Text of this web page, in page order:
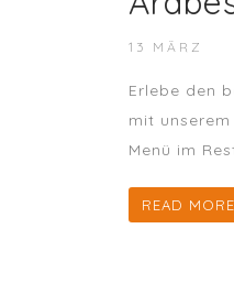
13 MÄRZ
Erlebe den
mit
Menü im
READ MORE